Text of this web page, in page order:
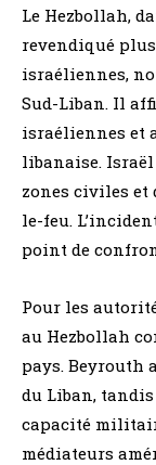
Le Hezbollah,
revendiqué
israéliennes,
Sud-Liban. Il
israéliennes et
libanaise. Israël
zones civiles et
le-feu.
point de
Pour les
au Hezbollah
pays. Beyrouth
du Liban,
capacité
médiateurs